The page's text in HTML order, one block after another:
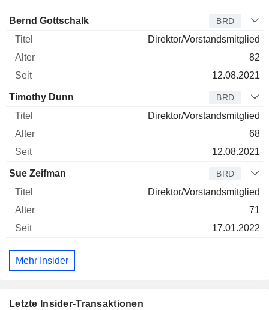
Verwaltungsratsmitglied
Bernd Gottschalk BRD
Direktor/Vorstandsmitglied
82
12.08.2021
Timothy Dunn BRD
Direktor/Vorstandsmitglied
68
12.08.2021
Sue Zeifman BRD
Direktor/Vorstandsmitglied
71
17.01.2022
Mehr Insider
Letzte Insider-Transaktionen